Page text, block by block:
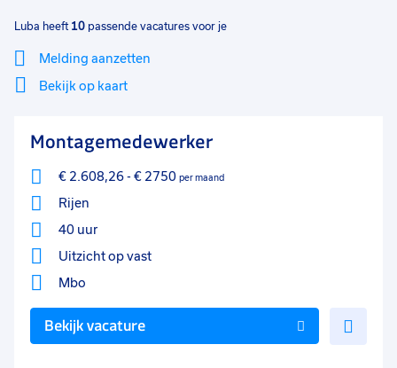
Luba heeft 10 passende vacatures voor je
Melding aanzetten
Bekijk op kaart
Filter
Sluiten
Montagemedewerker
€ 2.608,26- € 2750 per maand
Rijen
40 uur
Uitzicht op vast
Mbo
Bekijk vacature